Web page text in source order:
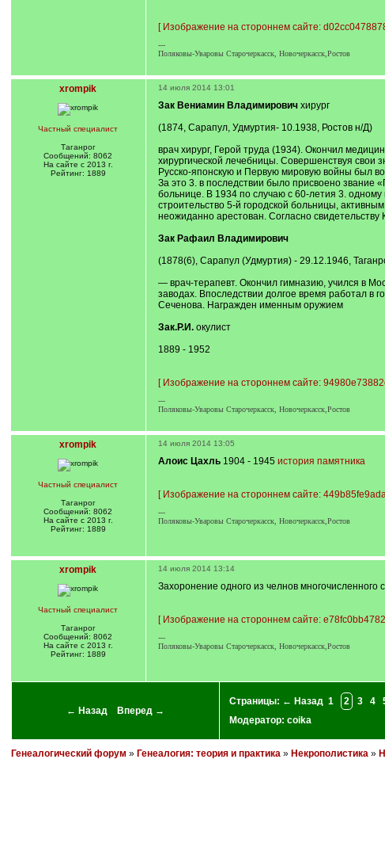
[ Изображение на стороннем сайте:
---
Поляковы-Уваровы Старочеркасск, Новочеркасск,Ростов
xrompik
Частный специалист
Таганрог
Сообщений: 8062
На сайте с 2013 г.
Рейтинг: 1889
14 июля 2014 13:01
Зак Вениамин Владимировичхирург
(1874, Сарапул, Удмуртия- 10.1938, Ростов н/Д)
врач хирург, Герой труда (1934). Окончил
хирургической лечебницы. Совершенствуя свои
Русско-японскую и Первую мировую войны был
За это 3. в последствии было присвоено звание
больнице. В 1934 по случаю с 60-летия 3.
строительство 5-й городской больницы,
неожиданно арестован. Согласно свидетельству
Зак Рафаил Владимирович
(1878(6), Сарапул (Удмуртия) - 29.12.1946,
— врач-терапевт. Окончил гимназию, учился в
заводах. Впоследствии долгое время работал в
Сеченова. Награжден именным оружием
Зак.Р.И.окулист
1889 - 1952
[ Изображение на стороннем сайте:
---
Поляковы-Уваровы Старочеркасск, Новочеркасск,Ростов
xrompik
Частный специалист
Таганрог
Сообщений: 8062
На сайте с 2013 г.
Рейтинг: 1889
14 июля 2014 13:05
Алоис Цахль1904 - 1945 история памятника
[ Изображение на стороннем сайте:
---
Поляковы-Уваровы Старочеркасск, Новочеркасск,Ростов
xrompik
Частный специалист
Таганрог
Сообщений: 8062
На сайте с 2013 г.
Рейтинг: 1889
14 июля 2014 13:14
Захоронение одного из челнов многочисленного
[ Изображение на стороннем сайте:
---
Поляковы-Уваровы Старочеркасск, Новочеркасск,Ростов
← Назад Вперед →
Страницы: ← Назад 1 2 3 4
Модератор: coika
Генеалогический форум » Генеалогия: теория и практика» Некрополистика»